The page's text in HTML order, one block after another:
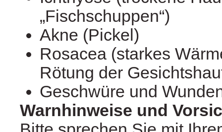
„Fischschuppen“)
Akne (Pickel)
Rosacea (starkes
Rötung der
Geschwüre und
Warnhinweise und